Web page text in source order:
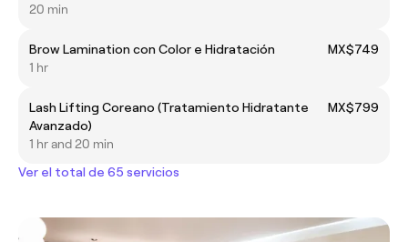
20 min
Brow Lamination con Color e Hidratación
MX$749
1 hr
Lash Lifting Coreano (Tratamiento Hidratante
Avanzado)
MX$799
1 hr and 20 min
Ver el total de 65 servicios